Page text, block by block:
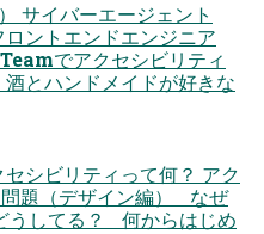
サイバーエージェント
ントエンドエンジニア
でアクセシビリティ
とハンドメイドが好きな
シビリティって何？ アク
題（デザイン編） なぜ
してる？ 何からはじめ